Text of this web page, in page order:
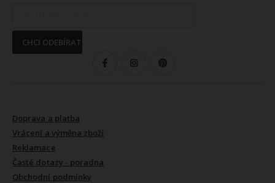
CHCI ODEBÍRAT
Doprava a platba
Vrácení a výměna zboží
Reklamace
Časté dotazy - poradna
Obchodní podmínky